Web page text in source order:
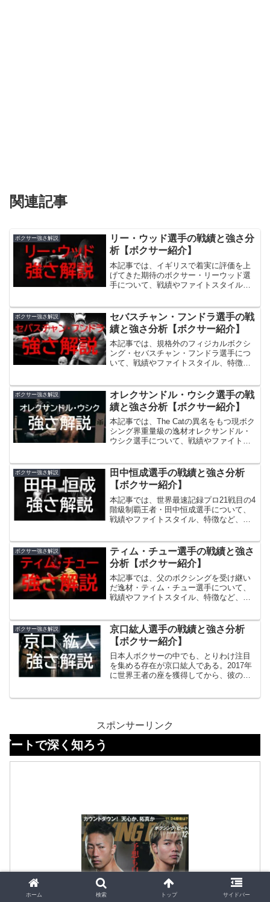
関連記事
ボクサー強さ解説
リー・ウッド選手の戦績と強さ分
析【ボクサー紹介】
本記事では、イギリスで着実に評価を上
げてきた期待のボクサー・リーウッド選
手について、戦績やファイトスタイル、
ボクサー強さ解説
セバスチャン・フンドラ選手の戦
績と強さ分析【ボクサー紹介】
本記事では、規格外のフィジカルボクシ
ング・セバスチャン・フンドラ選手につ
いて、戦績やファイトスタイル、特徴な
ボクサー強さ解説
オレクサンドル・ウシク選手の戦
績と強さ分析【ボクサー紹介】
本記事では、The Catの異名をもつ現ボク
シング界重量級の逸材オレクサンドル・
ウシク選手について、戦績やファイトス
ボクサー強さ解説
田中恒成選手の戦績と強さ分析
【ボクサー紹介】
本記事では、世界最速記録プロ21戦目の4
階級制覇王者・田中恒成選手について、
戦績やファイトスタイル、特徴など、田
ボクサー強さ解説
ティム・チュー選手の戦績と強さ
分析【ボクサー紹介】
本記事では、父のボクシングを受け継い
だ逸材・ティム・チュー選手について、
戦績やファイトスタイル、特徴など、テ
ボクサー強さ解説
京口紘人選手の戦績と強さ分析
【ボクサー紹介】
日本人ボクサーの中でも、とりわけ注目
を集める存在が京口紘人である。2017年
に世界王者の座を獲得してから、彼のキ
ルから戦績、試合実績、ファイトスタイ
ル、そして試合観戦時の注目ポイントま
である。
スポンサーリンク
知ろう
ホーム 検索 トップ サイドバー